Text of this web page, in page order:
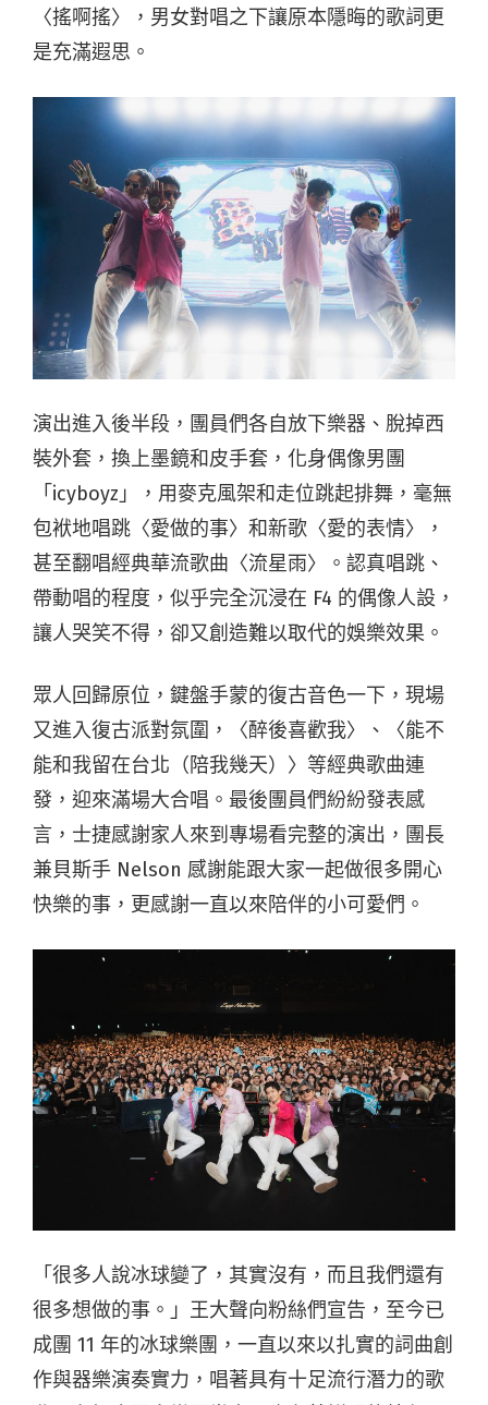
〈搖啊搖〉，男女對唱之下讓原本隱晦的歌詞更
是充滿遐思。
演出進入後半段，團員們各自放下樂器、脫掉西
裝外套，換上墨鏡和皮手套，化身偶像男團
「icyboyz」，用麥克風架和走位跳起排舞，毫無
包袱地唱跳〈愛做的事〉和新歌〈愛的表情〉，
甚至翻唱經典華流歌曲〈流星雨〉。認真唱跳、
帶動唱的程度，似乎完全沉浸在 F4 的偶像人設，
讓人哭笑不得，卻又創造難以取代的娛樂效果。
眾人回歸原位，鍵盤手蒙的復古音色一下，現場
又進入復古派對氛圍，〈醉後喜歡我〉、〈能不
能和我留在台北（陪我幾天）〉等經典歌曲連
發，迎來滿場大合唱。最後團員們紛紛發表感
言， 士捷感謝家人來到專場看完整的演出，團長
兼貝斯手 Nelson 感謝能跟大家一起做很多開心
快樂的事，更感謝一直以來陪伴的小可愛們。
「很多人說冰球變了，其實沒有，而且我們還有
很多想做的事。」王大聲向粉絲們宣告，至今已
成團 11 年的冰球樂團，一直以來以扎實的詞曲創
作與器樂演奏實力，唱著具有十足流行潛力的歌